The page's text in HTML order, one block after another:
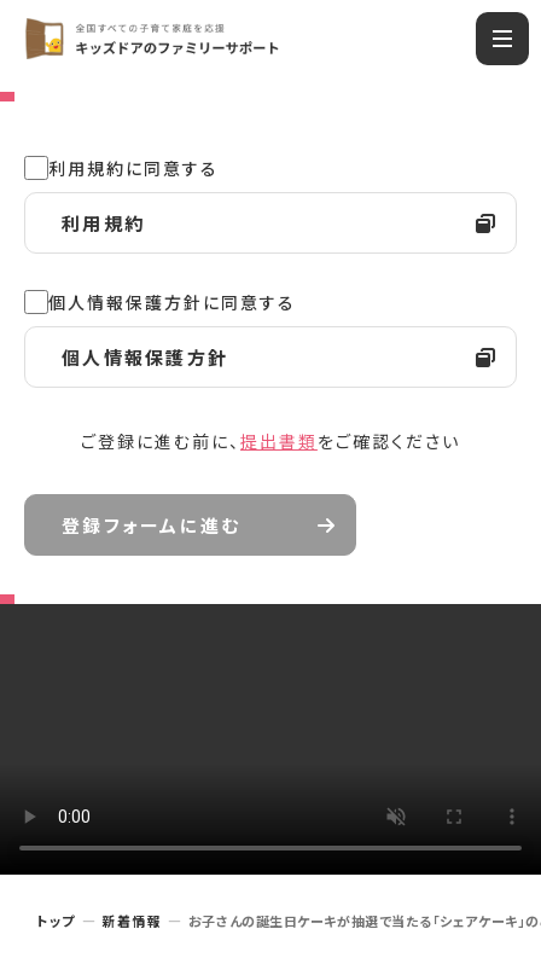
利用規約に同意する
利用規約
個人情報保護方針に同意する
個人情報保護方針
ご登録に進む前に、提出書類 をご確認ください
登録フォームに進む
トップ 新着情報 お子さんの誕生日ケーキが抽選で当たる「シェアケーキ」